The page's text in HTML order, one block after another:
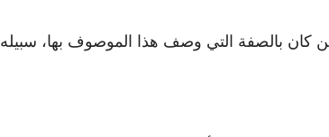
بالصفة التي وصف هذا الموصوف بها، سبيله